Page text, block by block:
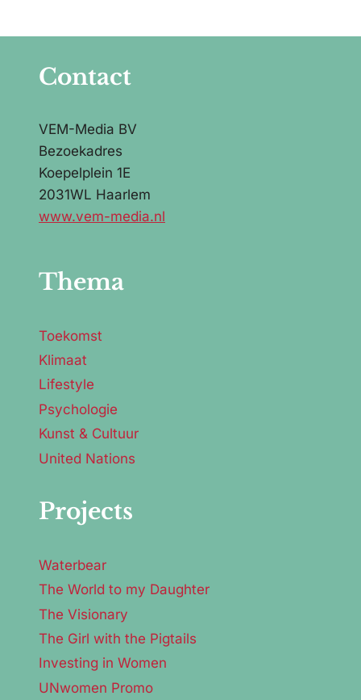
Contact
VEM-Media BV
Bezoekadres
Koepelplein 1E
2031WL Haarlem
www.vem-media.nl
Thema
Toekomst
Klimaat
Lifestyle
Psychologie
Kunst & Cultuur
United Nations
Projects
Waterbear
The World to my Daughter
The Visionary
The Girl with the Pigtails
Investing in Women
UNwomen Promo